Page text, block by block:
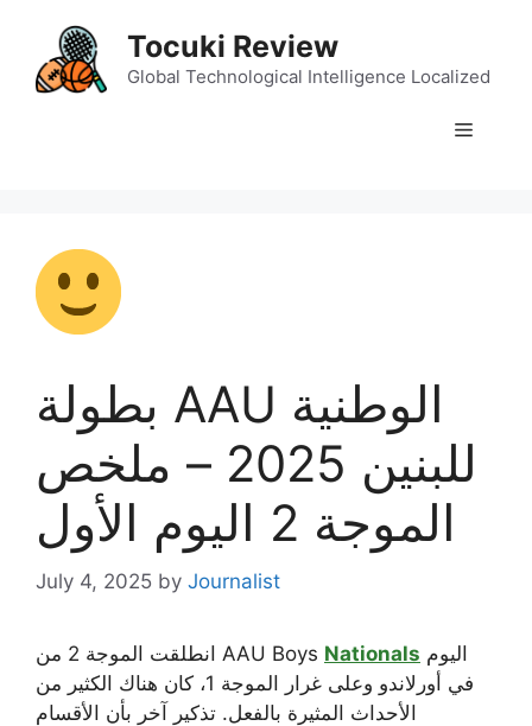
content
Tocuki Review
Global Technological Intelligence Localized
Menu
بطولة AAU الوطنية
للبنين 2025 – ملخص
الموجة 2 اليوم الأول
July 4, 2025 by Journalist
انطلقت الموجة 2 من AAU Boys Nationals
في أورلاندو وعلى غرار الموجة 1، كان هناك الكثير من
الأحداث المثيرة بالفعل. تذكير آخر بأن الأقسام